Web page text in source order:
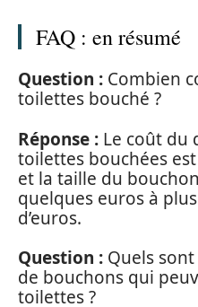
FAQ : en résumé
Question : Combien
toilettes bouché ?
Réponse : Le coût du
toilettes bouchées
et la taille du
quelques euros à
d’euros.
Question : Quels
de bouchons qui
toilettes ?